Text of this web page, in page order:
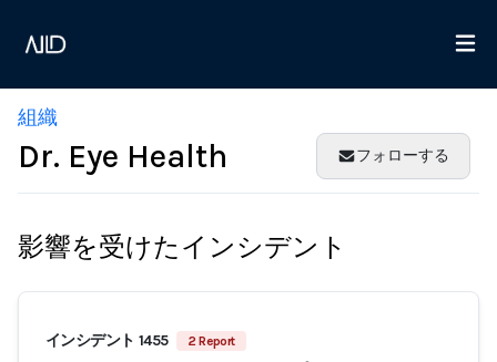
組織
Dr. Eye Health フォローする
影響を受けたインシデント
インシデント 1455 2 Report